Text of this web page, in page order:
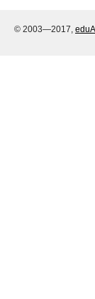
© 2003—2017,